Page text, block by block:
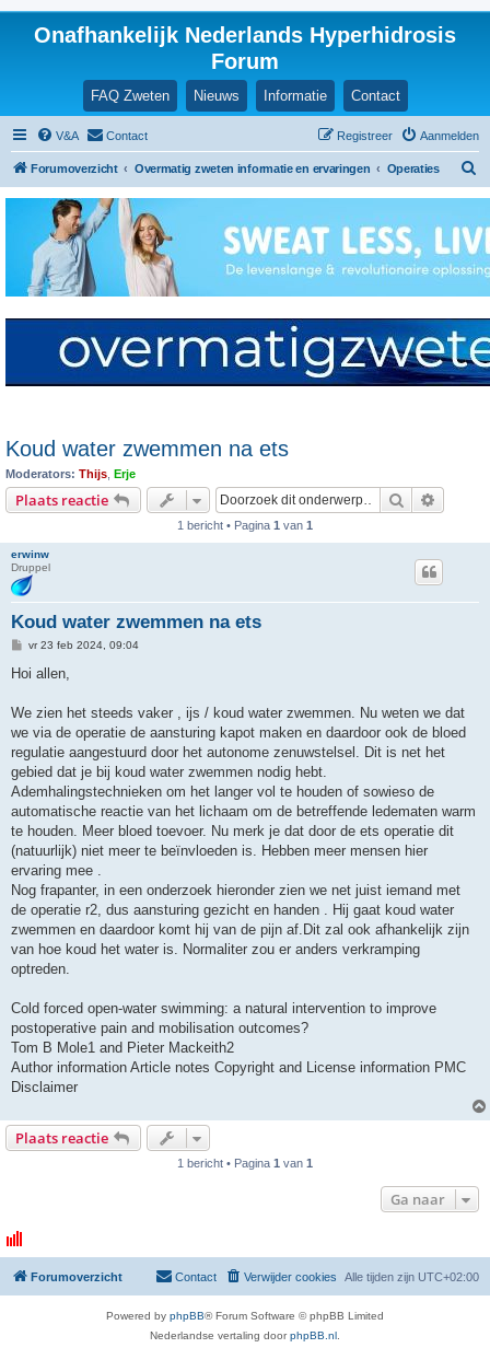
Onafhankelijk Nederlands Hyperhidrosis
Forum
FAQ Zweten Nieuws Informatie Contact
V&A Contact Aanmelden
Registreer
Forumoverzicht Overmatig zweten informatie en ervaringen Operaties
k
Koud water zwemmen na ets
Moderators: Thijs Erje
Plaats reactie Zoek
1 bericht • Pagina 1 van 1
erwinw
Druppel
Koud water zwemmen na ets
B
r
h
vr 23 feb 2024, 09:04
Hoi allen,
We zien het steeds vaker , ijs / koud water zwemmen. Nu weten we dat
we via de operatie de aansturing kapot maken en daardoor ook de bloed
regulatie aangestuurd door het autonome zenuwstelsel. Dit is net het
gebied dat je bij koud water zwemmen nodig hebt.
Ademhalingstechnieken om het langer vol te houden of sowieso de
automatische reactie van het lichaam om de betreffende ledematen warm
te houden. Meer bloed toevoer. Nu merk je dat door de ets operatie dit
(natuurlijk) niet meer te beïnvloeden is. Hebben meer mensen hier
ervaring mee .
Nog frapanter, in een onderzoek hieronder zien we net juist iemand met
de operatie r2, dus aansturing gezicht en handen . Hij gaat koud water
zwemmen en daardoor komt hij van de pijn af.Dit zal ook afhankelijk zijn
van hoe koud het water is. Normaliter zou er anders verkramping
optreden.
Cold forced open-water swimming: a natural intervention to improve
postoperative pain and mobilisation outcomes?
Tom B Mole1 and Pieter Mackeith2
Author information Article notes Copyright and License information PMC
Disclaimer
Plaats reactie
1 bericht • Pagina 1 van 1
Ga naar
Forumoverzicht Alle tijden zijn UTC+02:00
Verwijder cookies
Contact
Powered by phpBB® Forum Software © phpBB Limited
Nederlandse vertaling doorphpBB.nl